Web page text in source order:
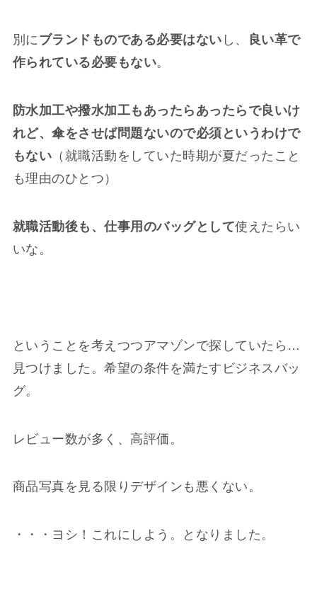
別にブランドものである必要はない し、
良い革で
作られている必要もない。
防水加工や撥水加工もあったらあったらで良いけ
れど、傘をさせば問題ないので必須というわけで
もない （就職活動をしていた時期が夏だったこと
も理由のひとつ）
就職活動後も、仕事用のバッグとして使えたらい
いな。
ということを考えつつアマゾンで探していたら…
見つけました。希望の条件を満たすビジネスバッ
グ。
レビュー数が多く、高評価。
商品写真を見る限りデザインも悪くない。
・・・ヨシ！これにしよう。となりました。